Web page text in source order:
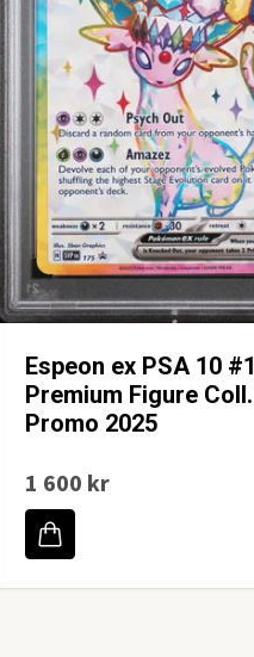
Espeon ex PSA 10
Premium Figure Coll.
Promo 2025
1 600 kr